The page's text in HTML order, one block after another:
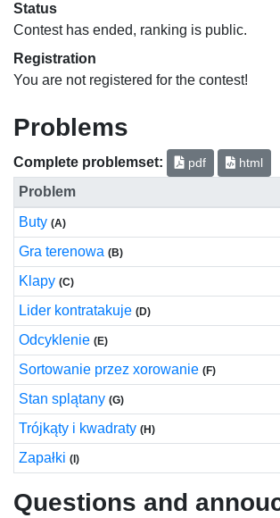
Status
Contest has ended, ranking is public.
Registration
You are not registered for the contest!
Problems
Complete problemset: pdf html
Problem
Buty (A)
Gra terenowa (B)
Klapy (C)
Lider kontratakuje (D)
Odcyklenie (E)
Sortowanie przez xorowanie (F)
Stan splątany (G)
Trójkąty i kwadraty (H)
Zapałki (I)
Questions and